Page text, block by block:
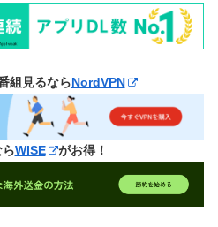
組見るならNordVPN
WISE がお得！